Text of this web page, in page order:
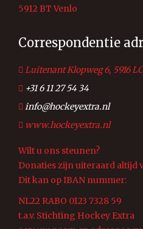
5912 BT Venlo
Correspondentie
Luitenant Klopweg 6, 5916
+31 6 11 27 54 34
info@hockeyextra.nl
www.hockeyextra.nl
Wilt u ons steunen?
Donaties zijn uiteraard altijd
Dit kan op IBAN nummer:
NL22 RABO 0123 7328 59
t.a.v. Stichting Hockey Extra